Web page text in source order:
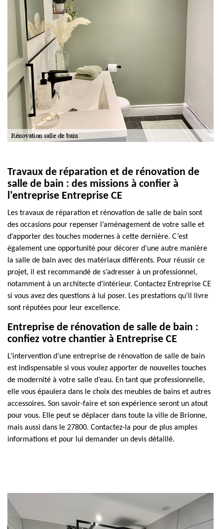
Travaux de réparation et de rénovation de
salle de bain : des missions à confier à
l’entreprise Entreprise CE
Les travaux de réparation et rénovation de salle de bain sont
des occasions pour repenser l’aménagement de votre salle et
d’apporter des touches modernes à cette dernière. C’est
également une opportunité pour décorer d’une autre manière
la salle de bain avec des matériaux différents. Pour réussir ce
projet, il est recommandé de s’adresser à un professionnel,
notamment à un architecte d’intérieur. Contactez Entreprise CE
si vous avez des questions à lui poser. Les prestations qu’il livre
sont réputées pour leur excellence.
Entreprise de rénovation de salle de bain :
confiez votre chantier à Entreprise CE
L’intervention d’une entreprise de rénovation de salle de bain
est indispensable si vous voulez apporter de nouvelles touches
de modernité à votre salle d’eau. En tant que professionnelle,
elle vous épaulera dans le choix des meubles de bains et autres
accessoires. Son savoir-faire et son expérience seront un atout
pour vous. Elle peut se déplacer dans toute la ville de Brionne,
mais aussi dans le 27800. Contactez-la pour de plus amples
informations et pour lui demander un devis détaillé.